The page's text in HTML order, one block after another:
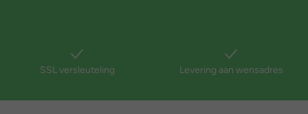
SSL versleuteling Levering aan wensadres